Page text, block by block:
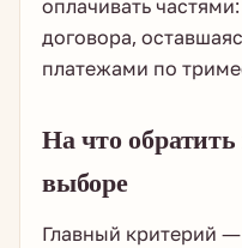
оплачивать
договора,
платежами по
На что
выборе
Главный критерий